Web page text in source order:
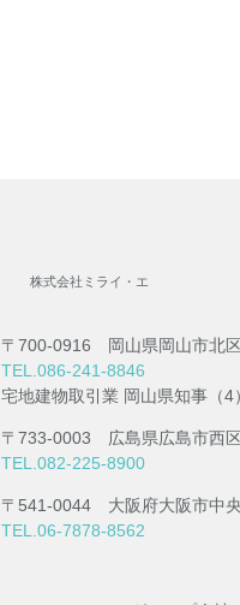
株式会社ミライ・エ
〒700-0916 岡山県岡山市北
TEL.086-241-8846
宅地建物取引業 岡山県知事（4
〒733-0003 広島県広島市西
TEL.082-225-8900
〒541-0044 大阪府大阪市中
TEL.06-7878-8562